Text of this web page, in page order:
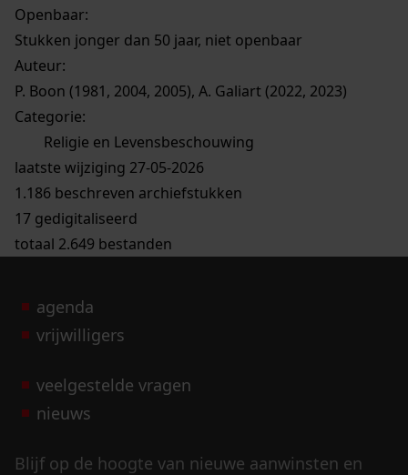
Openbaar:
Stukken jonger dan 50 jaar, niet openbaar
Auteur:
P. Boon (1981, 2004, 2005), A. Galiart (2022, 2023)
Categorie:
Religie en Levensbeschouwing
laatste wijziging 27-05-2026
1.186 beschreven archiefstukken
17 gedigitaliseerd
totaal 2.649 bestanden
agenda
vrijwilligers
veelgestelde vragen
nieuws
Blijf op de hoogte van nieuwe aanwinsten en